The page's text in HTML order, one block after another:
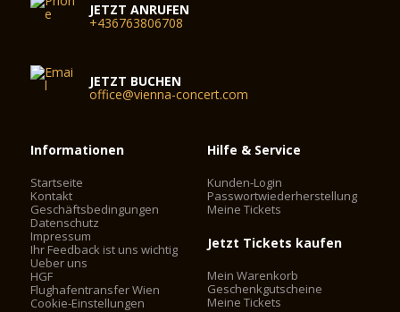
JETZT ANRUFEN
+436763806708
JETZT BUCHEN
office@vienna-concert.com
Informationen
Startseite
Kontakt
Geschäftsbedingungen
Datenschutz
Impressum
Ihr Feedback ist uns wichtig
Ueber uns
HGF
Flughafentransfer Wien
Cookie-Einstellungen
Hilfe & Service
Kunden-Login
Passwortwiederherstellung
Meine Tickets
Jetzt Tickets kaufen
Mein Warenkorb
Geschenkgutscheine
Meine Tickets